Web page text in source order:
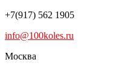
+7(917) 562 1905
info@100koles.ru
Москва